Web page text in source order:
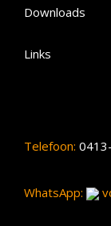
Downloads
Links
Telefoon:
WhatsApp: